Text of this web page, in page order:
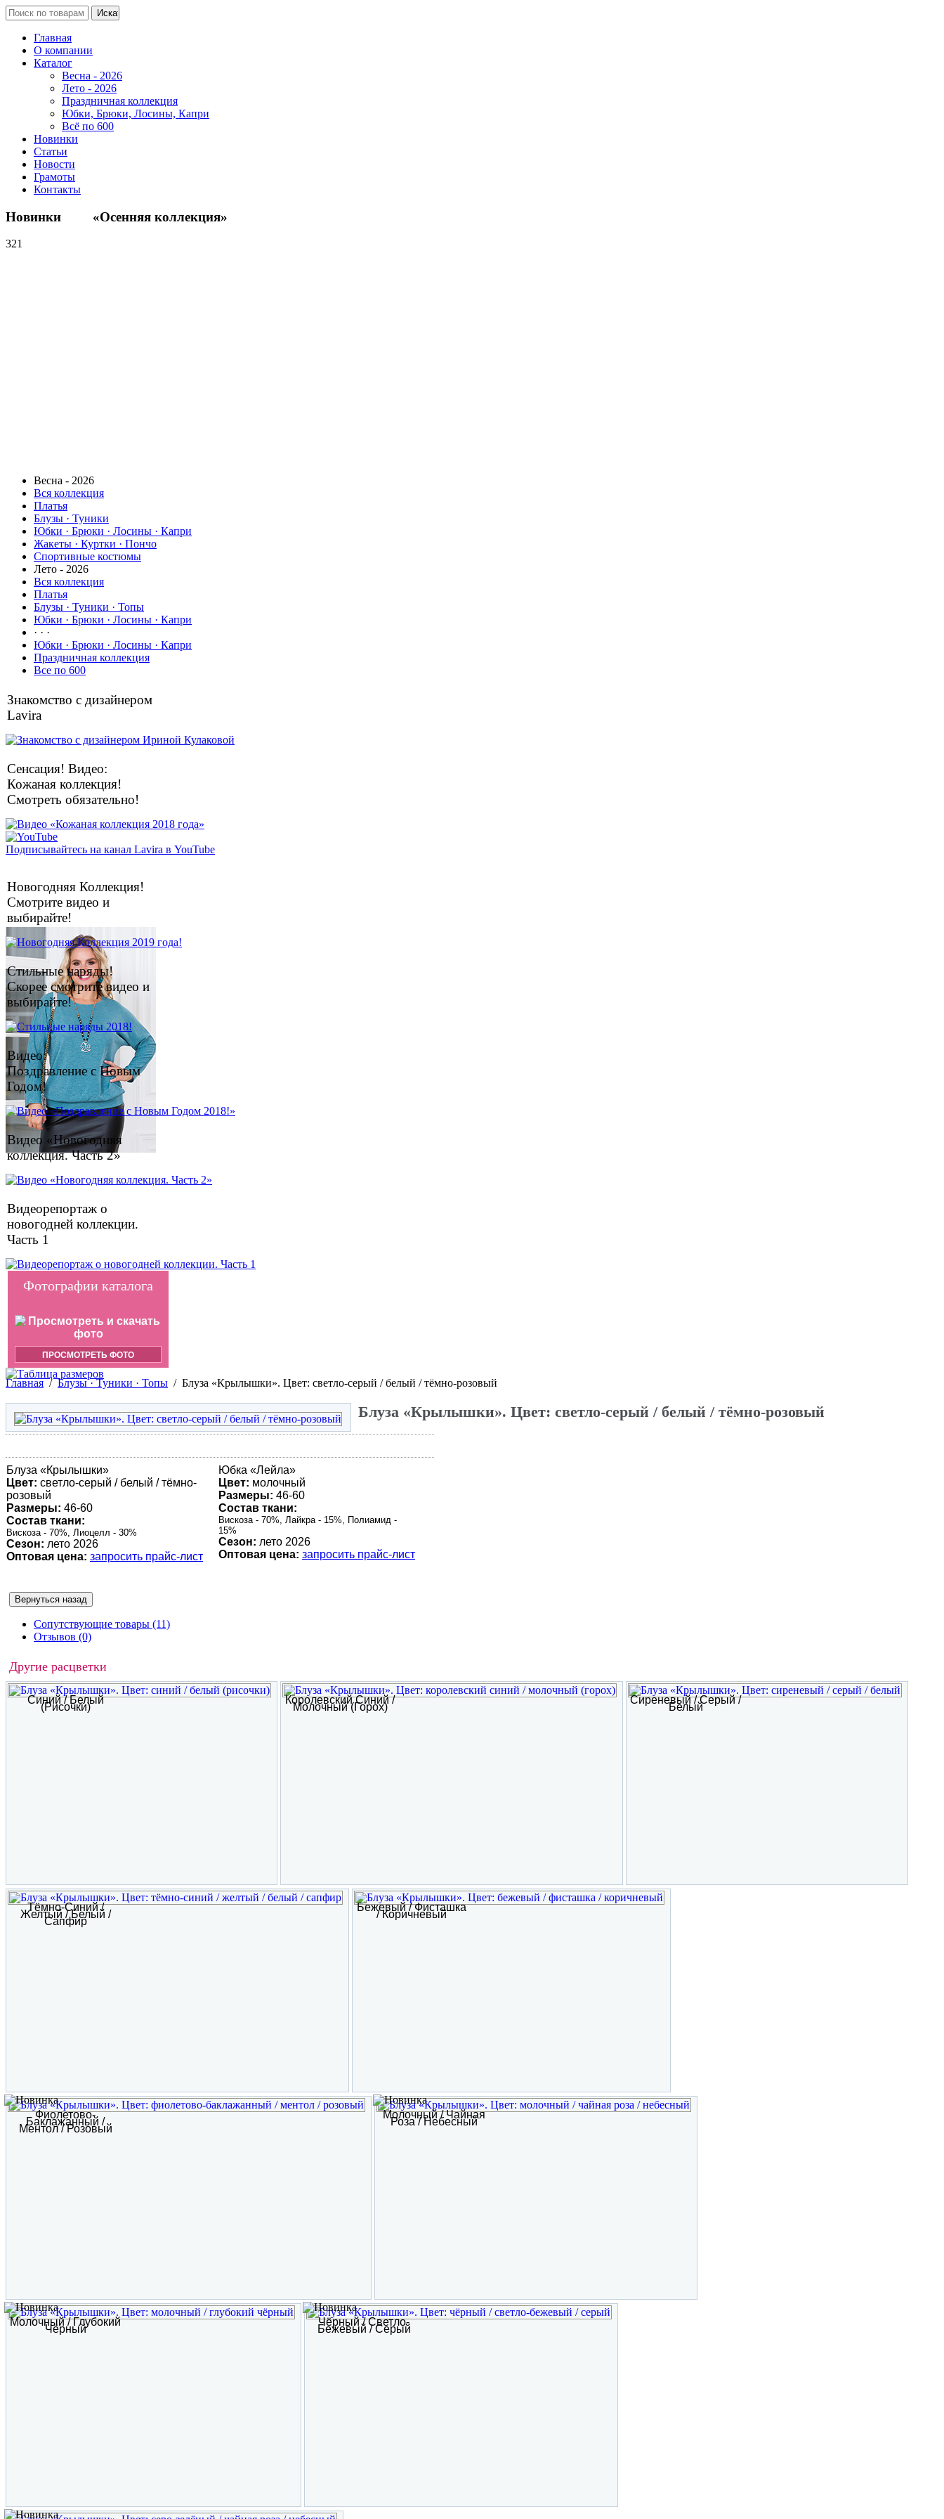
Главная
О компании
Каталог
Весна - 2026
Лето - 2026
Праздничная коллекция
Юбки, Брюки, Лосины, Капри
Всё по 600
Новинки
Статьи
Новости
Грамоты
Контакты
Новинки «Осенняя коллекция»
321
Весна - 2026
Вся коллекция
Платья
Блузы · Туники
Юбки · Брюки · Лосины · Капри
Жакеты · Куртки · Пончо
Спортивные костюмы
Лето - 2026
Вся коллекция
Платья
Блузы · Туники · Топы
Юбки · Брюки · Лосины · Капри
· · ·
Юбки · Брюки · Лосины · Капри
Праздничная коллекция
Все по 600
Знакомство с дизайнером
Lavira
Сенсация! Видео:
Кожаная коллекция!
Смотреть обязательно!
Подписывайтесь на канал Lavira в YouTube
Новогодняя Коллекция!
Смотрите видео и
выбирайте!
Стильные наряды!
Скорее смотрите видео и
выбирайте!
Видео:
Поздравление с Новым
Годом!
Видео «Новогодняя
коллекция. Часть 2»
Видеорепортаж о
новогодней коллекции.
Часть 1
Фотографии каталога
ПРОСМОТРЕТЬ ФОТО
Главная/Блузы · Туники · Топы / Блуза «Крылышки». Цвет: светло-серый / белый / тёмно-розовый
Блуза «Крылышки». Цвет: светло-серый / белый / тёмно-розовый
Блуза «Крылышки»
Цвет: светло-серый / белый / тёмно-
розовый
Размеры: 46-60
Состав ткани:
Вискоза - 70%, Лиоцелл - 30%
Сезон: лето 2026
Оптовая цена: запросить прайс-лист
Юбка «Лейла»
Цвет: молочный
Размеры: 46-60
Состав ткани:
Вискоза - 70%, Лайкра - 15%, Полиамид -
15%
Сезон: лето 2026
Оптовая цена: запросить прайс-лист
Сопутствующие товары (11)
Отзывов (0)
Другие расцветки
Синий / Белый
(рисочки)
Королевский Синий /
Молочный (горох)
Сиреневый / Серый /
Белый
Тёмно-Синий /
Желтый / Белый /
Сапфир
Бежевый / Фисташка
/ Коричневый
Фиолетово-
Баклажанный /
Ментол / Розовый
Молочный / Чайная
Роза / Небесный
Молочный / Глубокий
Чёрный
Чёрный / Светло-
Бежевый / Серый